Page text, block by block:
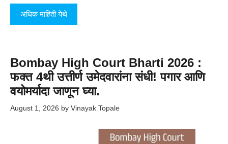
अधिक माहिती येथे
Bombay High Court Bharti 2026 :
फक्त 4थी उत्तीर्ण उमेदवारांना संधी! पगार आणि
वयोमर्यादा जाणून घ्या.
August 1, 2026 by Vinayak Topale